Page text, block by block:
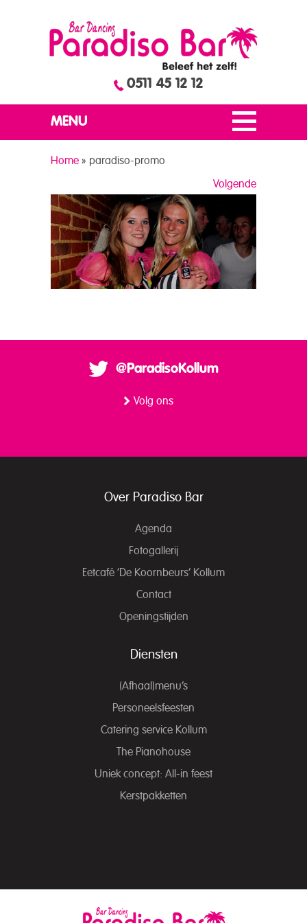
0511 45 12 12
MENU
Home » paradiso-promo
Volgende
@ParadisoKollum
Volg ons
Over Paradiso Bar
Agenda
Fotogallerij
Eetcafé ‘De Koornbeurs’ Kollum
Contact
Openingstijden
Diensten
(Afhaal)menu’s
Personeelsfeesten
Catering service Kollum
The Pianohouse
Uniek concept: All-in feest
Kerstpakketten